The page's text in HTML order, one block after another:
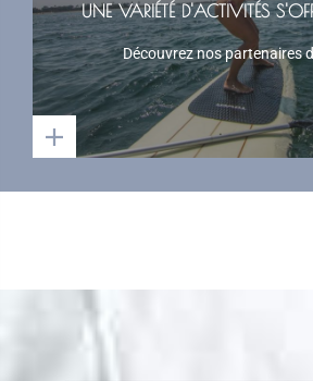
UNE VARIÉTÉ D'ACTIVITÉS
Découvrez nos partenaires